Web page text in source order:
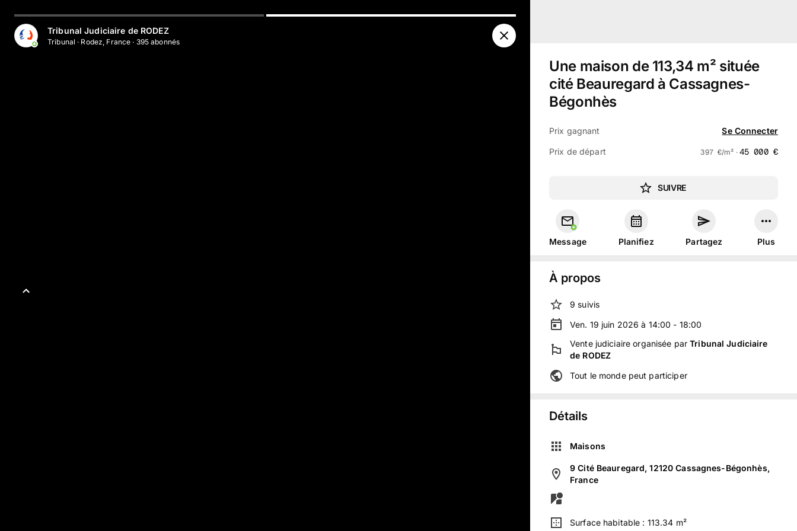
Tribunal Judiciaire de RODEZ
Tribunal · Rodez, France · 395 abonnés
Une maison de 113,34 m² située
cité Beauregard à Cassagnes-
Bégonhès
Prix gagnant Se Connecter
Prix de départ 397 €/m² · 45 000 €
SUIVRE
Message Planifiez Partagez Plus
À propos
9 suivis
Ven. 19 juin 2026 à 14:00 - 18:00
Vente judiciaire organisée parTribunal Judiciaire
de RODEZ
Tout le monde peut participer
Détails
Maisons
9 Cité Beauregard, 12120 Cassagnes-Bégonhès,
France
Surface habitable : 113.34 m²